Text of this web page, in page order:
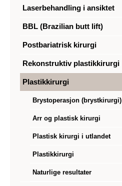
Laserbehandling i ansiktet
BBL (Brazilian butt lift)
Postbariatrisk kirurgi
Rekonstruktiv plastikkirurgi
Plastikkirurgi
Brystoperasjon (brystkirurgi)
Arr og plastisk kirurgi
Plastisk kirurgi i utlandet
Plastikkirurgi
Naturlige resultater